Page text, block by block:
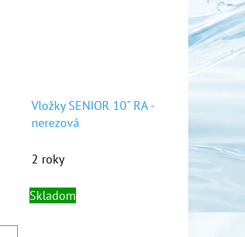
Vložky SENIOR 10" RA -
nerezová
2 roky
Skladom